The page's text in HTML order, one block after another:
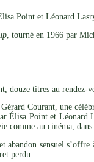
Point et Léonard
, tourné en 1966 par
douze titres au rendez-
Courant, une
Élisa Point et
comme au cinéma,
abandon sensuel
perdu.